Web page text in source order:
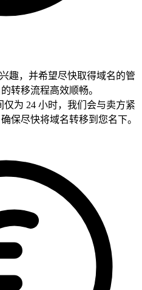
趣，并希望尽快取得域名的管
转移流程高效顺畅。
仅为 24 小时，我们会与卖方紧
保尽快将域名转移到您名下。